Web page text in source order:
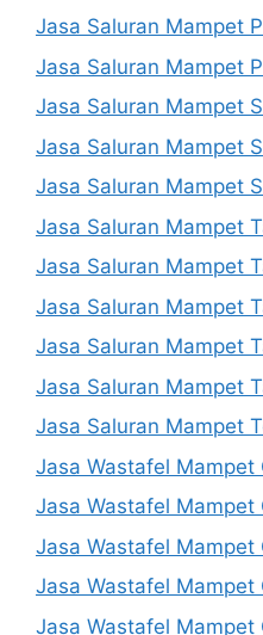
Jasa Saluran Mampet
Jasa Saluran Mampet
Jasa Saluran Mampet
Jasa Saluran Mampet
Jasa Saluran Mampet
Jasa Saluran Mampet
Jasa Saluran Mampet
Jasa Saluran Mampet
Jasa Saluran Mampet
Jasa Saluran Mampet
Jasa Saluran Mampet
Jasa Wastafel Mampet
Jasa Wastafel Mampet
Jasa Wastafel Mampet
Jasa Wastafel Mampet
Jasa Wastafel Mampet